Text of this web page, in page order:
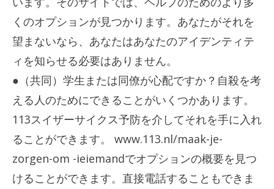
くのオプションが見つかります。あなたがそれを
望まないなら、あなたはあなたのアイデンティテ
ィを知らせる必要はありません。
●（共同）学生または同僚が心配ですか？自殺を考
える人のためにできることがいくつかあります。
113スイザーサイクス予防を介してそれを手に入れ
ることができます。 www.113.nl/maak-je-
zorgen-om -ieiemandでオプションの概要を見つ
けることができます。直接電話することもできま